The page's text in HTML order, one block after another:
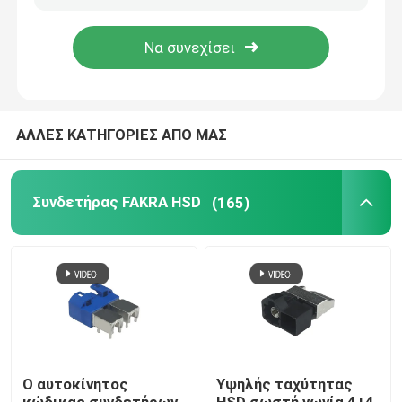
Σχετικά με εμάς
Ζητήστε μια προσφορά
Συνδετήρας FAKRA HSD
Συνδετήρας PCB FAKRA
ΑΛΛΕΣ ΚΑΤΗΓΟΡΙΕΣ ΑΠΟ ΜΑΣ
Συνδετήρας FAKRA HSD (165)
Ο αυτοκίνητος
Υψηλής ταχύτητας